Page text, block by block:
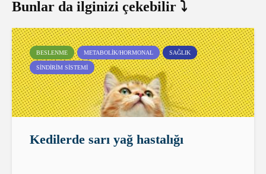
Bunlar da ilginizi çekebilir ⤵️
BESLENME METABOLIK/HORMONAL SAĞLIK
SINDIRIM SISTEMI
Kedilerde sarı yağ hastalığı